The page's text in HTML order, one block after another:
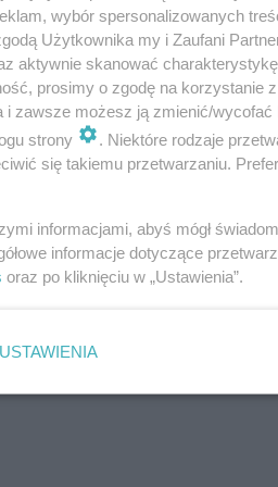
i innych zabezpieczeń;
ruchu w
znajduje się w
o zabudowie
ruchu w rejonie
przejście wyznaczone
na bezpieczeństwo
wybór spersonalizowanych
Użytkownika my i Zaufani
aktywnie skanować
prosimy o zgodę na korzystanie
i zawsze możesz ją zmienić/
strony
. Niektóre rodzaje
się takiemu przetwarzaniu.
informacjami, abyś mógł
informacje dotyczące
oraz po kliknięciu w „Ustawienia”.
USTAWIENIA